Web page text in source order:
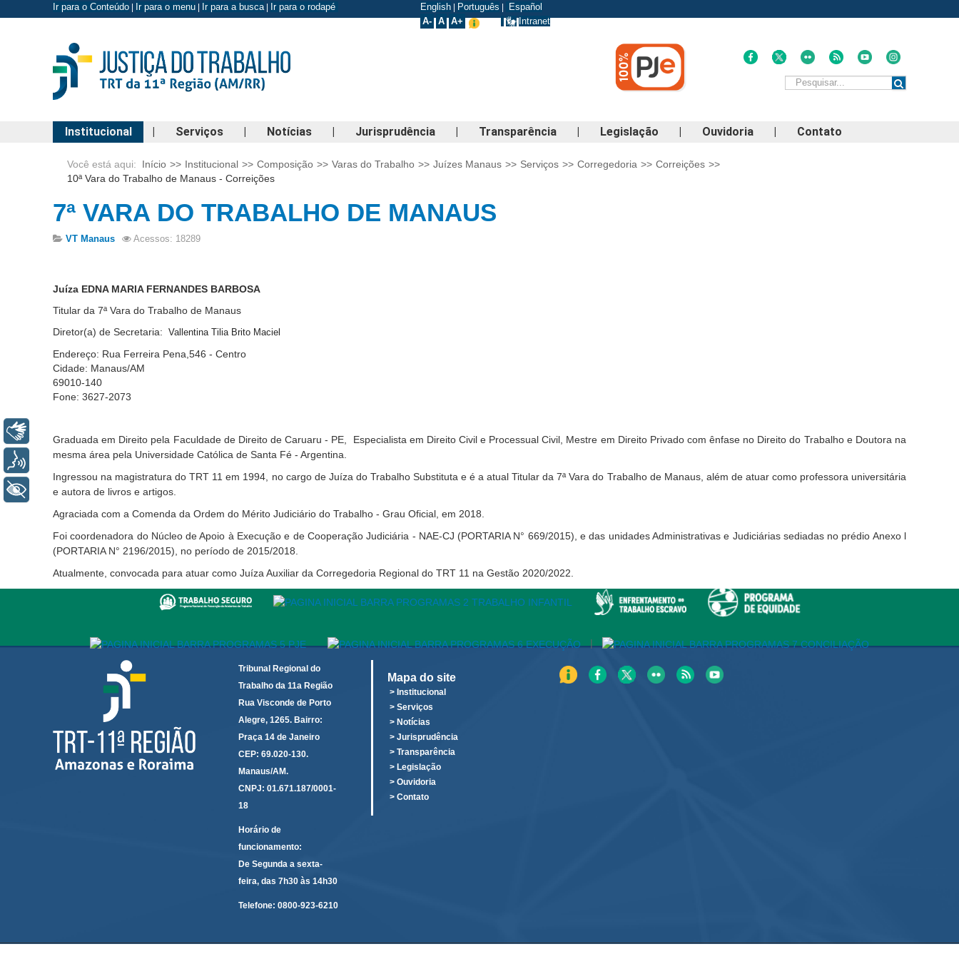
Ir para o Conteúdo Ir para o menu Ir para a busca| Ir para o rodapé English Português
Español
A- A A+ Intranet
Institucional | Serviços | Notícias | Jurisprudência | Transparência | Legislação | Ouvidoria | Contato
Você está aqui: Início >> Institucional >> Composição >> Varas do Trabalho >> Juízes Manaus >> Serviços >> Corregedoria >> Correições >>
10ª Vara do Trabalho de Manaus - Correições
7ª VARA DO TRABALHO DE MANAUS
VT Manaus Acessos: 18289
Juíza EDNA MARIA FERNANDES BARBOSA
Titular da 7ª Vara do Trabalho de Manaus
Diretor(a) de Secretaria: Vallentina Tilia Brito Maciel
Endereço: Rua Ferreira Pena,546 - Centro
Cidade: Manaus/AM
69010-140
Fone: 3627-2073
Graduada em Direito pela Faculdade de Direito de Caruaru - PE, Especialista em Direito Civil e Processual Civil, Mestre em Direito Privado com ênfase no Direito do Trabalho e Doutora na
mesma área pela Universidade Católica de Santa Fé - Argentina.
Ingressou na magistratura do TRT 11 em 1994, no cargo de Juíza do Trabalho Substituta e é a atual Titular da 7ª Vara do Trabalho de Manaus, além de atuar como professora universitária
e autora de livros e artigos.
Agraciada com a Comenda da Ordem do Mérito Judiciário do Trabalho - Grau Oficial, em 2018.
Foi coordenadora do Núcleo de Apoio à Execução e de Cooperação Judiciária - NAE-CJ (PORTARIA N° 669/2015), e das unidades Administrativas e Judiciárias sediadas no prédio Anexo l
(PORTARIA N° 2196/2015), no período de 2015/2018.
Atualmente, convocada para atuar como Juíza Auxiliar da Corregedoria Regional do TRT 11 na Gestão 2020/2022.
|
Tribunal Regional do
Trabalho da 11a Região
Rua Visconde de Porto
Alegre, 1265. Bairro:
Praça 14 de Janeiro
CEP: 69.020-130.
Manaus/AM.
CNPJ: 01.671.187/0001-
18
Horário de
funcionamento:
De Segunda a sexta-
feira, das 7h30 às 14h30
Telefone: 0800-923-6210
Mapa do site
> Institucional
> Serviços
> Notícias
> Jurisprudência
> Transparência
> Legislação
> Ouvidoria
> Contato
Voz
+ Acessibilidade